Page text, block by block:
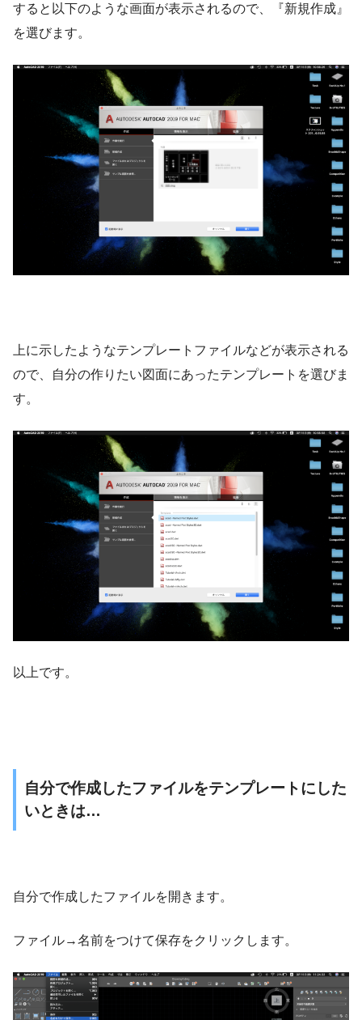
すると以下のような画面が表示されるので、『新規作成』
を選びます。
上に示したようなテンプレートファイルなどが表示される
ので、自分の作りたい図面にあったテンプレートを選びま
す。
以上です。
自分で作成したファイルをテンプレートにした
いときは…
自分で作成したファイルを開きます。
ファイル→名前をつけて保存をクリックします。